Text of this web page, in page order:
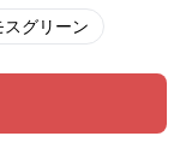
スグリーン